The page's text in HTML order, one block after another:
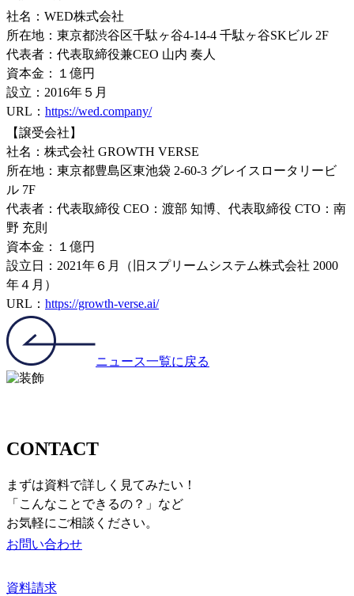
社名：WED株式会社
所在地：東京都渋谷区千駄ヶ谷4-14-4 千駄ヶ谷SKビル 2F
代表者：代表取締役兼CEO 山内 奏人
資本金：１億円
設立：2016年５月
URL： https://wed.company/
【譲受会社】
社名：株式会社 GROWTH VERSE
所在地：東京都豊島区東池袋 2-60-3 グレイスロータリービ
ル 7F
代表者：代表取締役 CEO：渡部 知博、代表取締役 CTO：南
野 充則
資本金：１億円
設立日：2021年６月（旧スプリームシステム株式会社 2000
年４月）
URL： https://growth-verse.ai/
ニュース一覧に戻る
CONTACT
まずは資料で詳しく見てみたい！
「こんなことできるの？」など
お気軽にご相談ください。
お問い合わせ
資料請求